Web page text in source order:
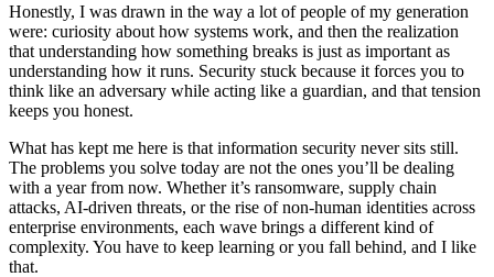
Honestly, I was drawn in the way a lot of people of my generation
were: curiosity about how systems work, and then the realization
that understanding how something breaks is just as important as
understanding how it runs. Security stuck because it forces you to
think like an adversary while acting like a guardian, and that tension
keeps you honest.
What has kept me here is that information security never sits still.
The problems you solve today are not the ones you’ll be dealing
with a year from now. Whether it’s ransomware, supply chain
attacks, AI-driven threats, or the rise of non-human identities across
enterprise environments, each wave brings a different kind of
complexity. You have to keep learning or you fall behind, and I like
that.